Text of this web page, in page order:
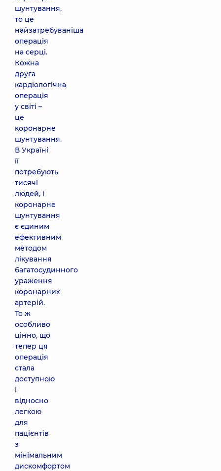
шунтування,
то це
найзатребуваніша
операція
на серці.
Кожна
друга
кардіологічна
операція
у світі –
це
коронарне
шунтування.
В Україні
її
потребують
тисячі
людей, і
коронарне
шунтування
є єдиним
ефективним
методом
лікування
багатосудинного
ураження
коронарних
артерій.
То ж
особливо
цінно, що
тепер ця
операція
стала
доступною
і
відносно
легкою
для
пацієнтів
з
мінімальним
дискомфортом